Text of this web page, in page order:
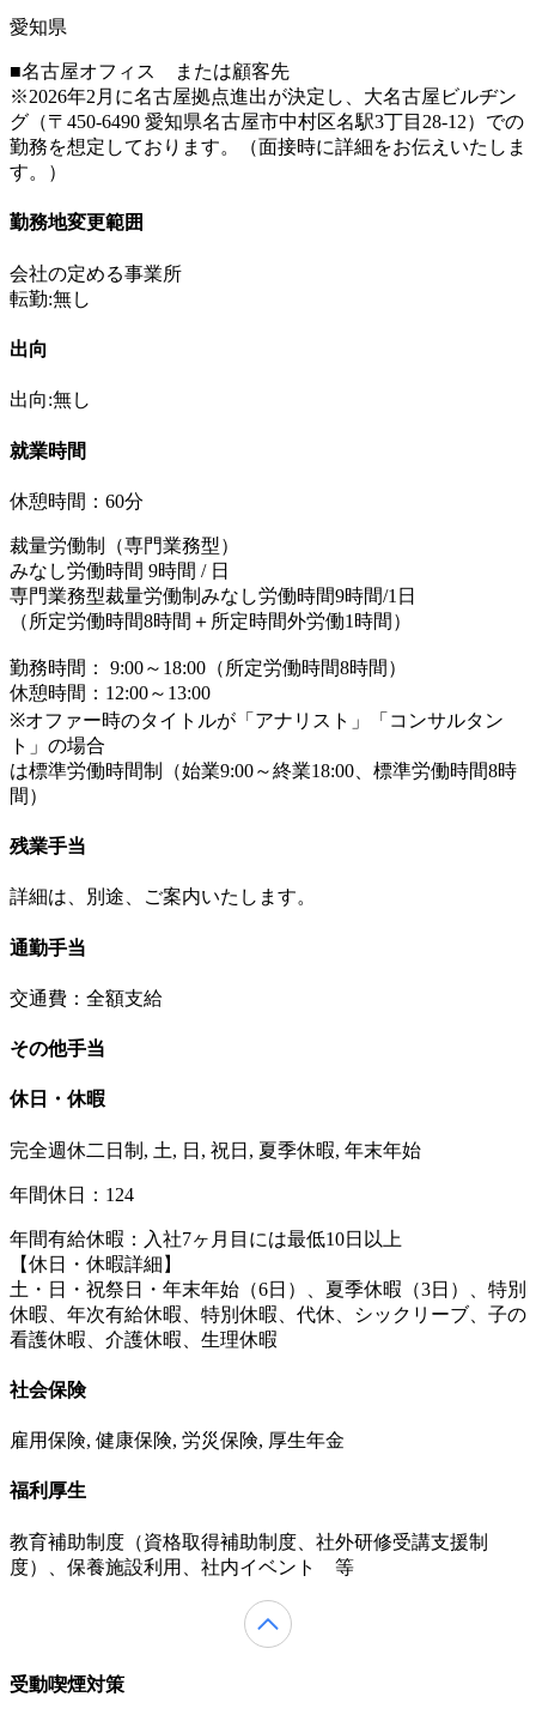
愛知県
■名古屋オフィス または顧客先
※2026年2月に名古屋拠点進出が決定し、大名古屋ビルヂン
グ（〒450-6490 愛知県名古屋市中村区名駅3丁目28-12）での
勤務を想定しております。（面接時に詳細をお伝えいたしま
す。）
勤務地変更範囲
会社の定める事業所
転勤:無し
出向
出向:無し
就業時間
休憩時間：60分
裁量労働制（専門業務型）
みなし労働時間 9時間 / 日
専門業務型裁量労働制みなし労働時間9時間/1日
（所定労働時間8時間＋所定時間外労働1時間）
勤務時間： 9:00～18:00（所定労働時間8時間）
休憩時間：12:00～13:00
※オファー時のタイトルが「アナリスト」「コンサルタン
ト」の場合
は標準労働時間制（始業9:00～終業18:00、標準労働時間8時
間）
残業手当
詳細は、別途、ご案内いたします。
通勤手当
交通費：全額支給
その他手当
休日・休暇
完全週休二日制, 土, 日, 祝日, 夏季休暇, 年末年始
年間休日：124
年間有給休暇：入社7ヶ月目には最低10日以上
【休日・休暇詳細】
土・日・祝祭日・年末年始（6日）、夏季休暇（3日）、特別
休暇、年次有給休暇、特別休暇、代休、シックリーブ、子の
看護休暇、介護休暇、生理休暇
社会保険
雇用保険, 健康保険, 労災保険, 厚生年金
福利厚生
教育補助制度（資格取得補助制度、社外研修受講支援制
度）、保養施設利用、社内イベント 等
受動喫煙対策